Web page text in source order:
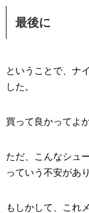
最後に
ということで、ナ
した。
買って良かってよ
ただ、こんなシュ
っていう不安があ
もしかして、これ